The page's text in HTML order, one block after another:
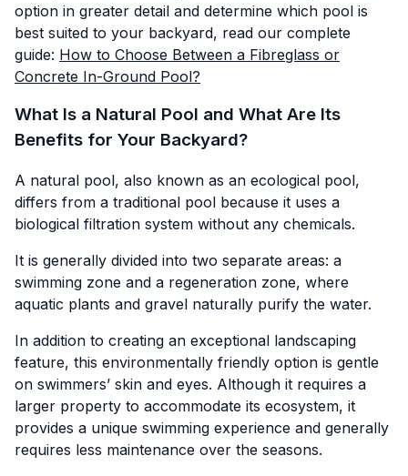
option in greater detail and determine which pool is
best suited to your backyard, read our complete
guide: How to Choose Between a Fibreglass or
Concrete In-Ground Pool?
What Is a Natural Pool and What Are Its
Benefits for Your Backyard?
A natural pool, also known as an ecological pool,
differs from a traditional pool because it uses a
biological filtration system without any chemicals.
It is generally divided into two separate areas: a
swimming zone and a regeneration zone, where
aquatic plants and gravel naturally purify the water.
In addition to creating an exceptional landscaping
feature, this environmentally friendly option is gentle
on swimmers’ skin and eyes. Although it requires a
larger property to accommodate its ecosystem, it
provides a unique swimming experience and generally
requires less maintenance over the seasons.